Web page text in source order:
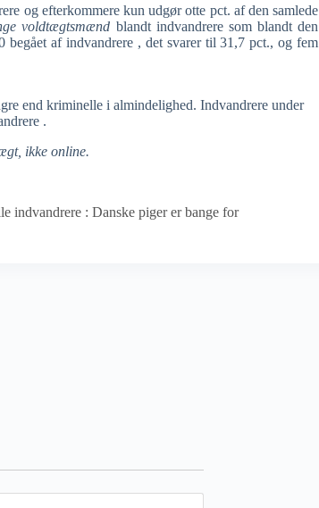
og efterkommere kun udgør otte pct. af den samlede
voldtægtsmænd blandt indvandrere som blandt den
af indvandrere , det svarer til 31,7 pct., og fem
end kriminelle i almindelighed. Indvandrere under
.
ikke online.
indvandrere : Danske piger er bange for